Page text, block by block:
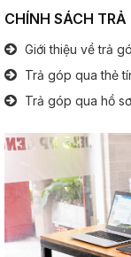
Bàn phím số:
Đèn phím:
Pin (Battery)
Thông tin pin:
Thông tin khác
Hệ điều hành:
CHÍNH SÁCH TRẢ
Giới thiệu về trả
Trả góp qua thẻ
Trả góp qua hồ